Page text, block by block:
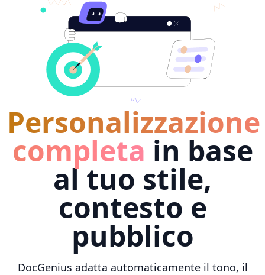
Personalizzazione
completa in base
al tuo stile,
contesto e
pubblico
DocGenius adatta automaticamente il tono, il